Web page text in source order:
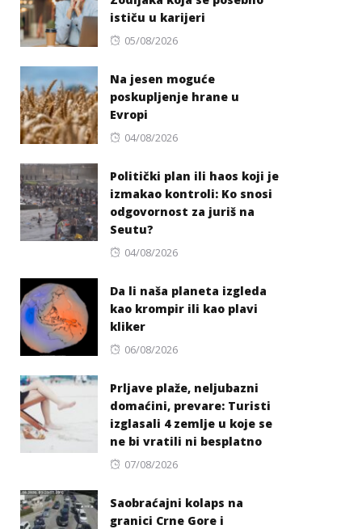
ističu u karijeri
Posted
05/08/2026
Na jesen moguće
poskupljenje hrane u
Evropi
Posted
04/08/2026
Politički plan ili haos koji je
izmakao kontroli: Ko snosi
odgovornost za juriš na
Seutu?
Posted
04/08/2026
Da li naša planeta izgleda
kao krompir ili kao plavi
kliker
Posted
06/08/2026
Prljave plaže, neljubazni
domaćini, prevare: Turisti
izglasali 4 zemlje u koje se
ne bi vratili ni besplatno
Posted
07/08/2026
Saobraćajni kolaps na
granici Crne Gore i